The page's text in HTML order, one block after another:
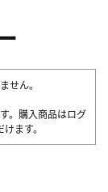
せん。
。購入商品はログ
ます。